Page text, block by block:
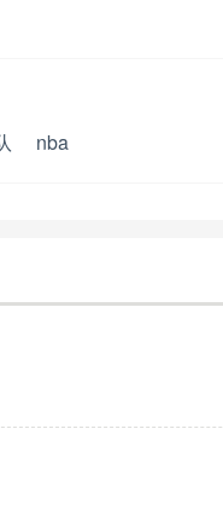
nba